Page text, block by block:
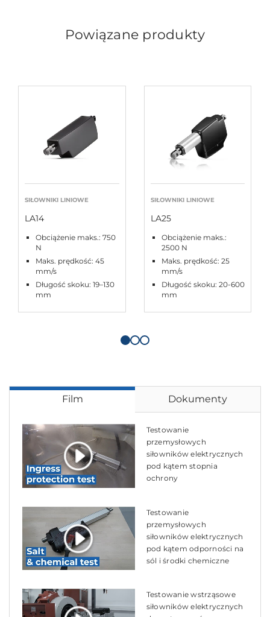
Powiązane produkty
SIŁOWNIKI LINIOWE
LA14
Obciążenie maks.: 750
N
Maks. prędkość: 45
mm/s
Długość skoku: 19–130
mm
SIŁOWNIKI LINIOWE
LA25
Obciążenie maks.:
2500 N
Maks. prędkość: 25
mm/s
Długość skoku: 20-600
mm
Film Dokumenty
Testowanie
przemysłowych
siłowników elektrycznych
pod kątem stopnia
ochrony
Testowanie
przemysłowych
siłowników elektrycznych
pod kątem odporności na
sól i środki chemiczne
Testowanie wstrząsowe
siłowników elektrycznych